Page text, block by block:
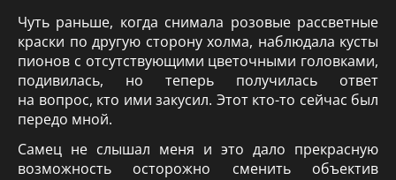
Чуть раньше, когда снимала розовые рассветные
краски по другую сторону холма, наблюдала кусты
пионов с отсутствующими цветочными головками,
подивилась, но теперь получилась ответ
на вопрос, кто ими закусил. Этот кто-то сейчас был
передо мной.
Самец не слышал меня и это дало прекрасную
возможность осторожно сменить объектив